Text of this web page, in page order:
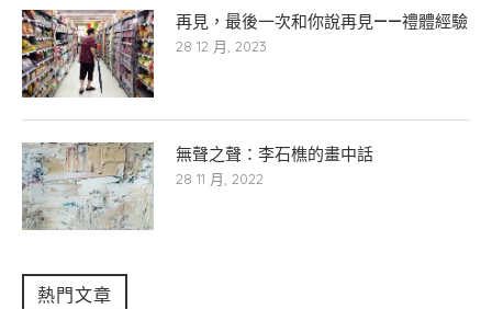
再見，最後一次和你說再見——禮體經驗
28 12 月, 2023
無聲之聲：李石樵的畫中話
28 11 月, 2022
熱門文章